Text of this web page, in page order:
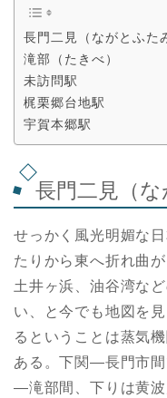
長門二見（ながとふた
滝部（たきべ）
未訪問駅
梶栗郷台地駅
宇賀本郷駅
長門二見（な
せっかく風光明媚な
たりから東へ折れ曲
土井ヶ浜、油谷湾な
い、と今でも地図を
るということは蒸気
ある。下関―長門市
―滝部間、下りは黄